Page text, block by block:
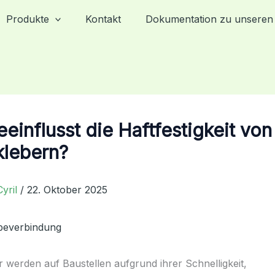
Produkte Kontakt Dokumentation zu
die Haftfestigkeit von
/ 22. Oktober 2025
werden auf Baustellen aufgrund ihrer Schnelligkeit,